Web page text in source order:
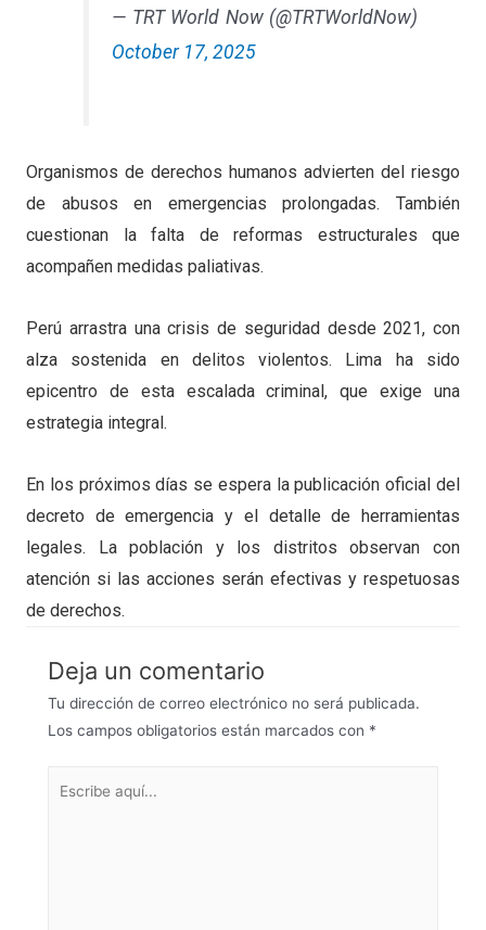
— TRT World Now (@TRTWorldNow)
October 17, 2025
Organismos de derechos humanos advierten del riesgo
de abusos en emergencias prolongadas. También
cuestionan la falta de reformas estructurales que
acompañen medidas paliativas.
Perú arrastra una crisis de seguridad desde 2021, con
alza sostenida en delitos violentos. Lima ha sido
epicentro de esta escalada criminal, que exige una
estrategia integral.
En los próximos días se espera la publicación oficial del
decreto de emergencia y el detalle de herramientas
legales. La población y los distritos observan con
atención si las acciones serán efectivas y respetuosas
de derechos.
Deja un comentario
Tu dirección de correo electrónico no será publicada.
Los campos obligatorios están marcados con *